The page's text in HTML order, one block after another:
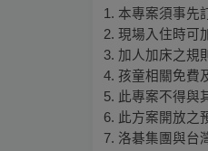
1. 本專案須事先
2. 現場入住時可
3. 加人加床之規
4. 孩童相關免費
5. 此專案不得與
6. 此方案開放之
7. 洛碁集團與台